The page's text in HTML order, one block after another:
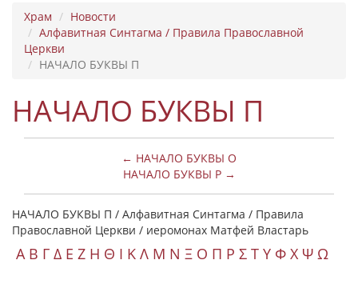
Храм
Новости
Алфавитная Синтагма / Правила Православной
Церкви
НАЧАЛО БУКВЫ Π
НАЧАЛО БУКВЫ Π
← НАЧАЛО БУКВЫ Ο
НАЧАЛО БУКВЫ Ρ →
НАЧАЛО БУКВЫ Π / Алфавитная Синтагма / Правила
Православной Церкви / иеромонах Матфей Властарь
Α Β Γ Δ Ε Ζ Η Θ Ι Κ Λ Μ Ν Ξ Ο Π Ρ Σ Τ Y Φ Χ Ψ Ω